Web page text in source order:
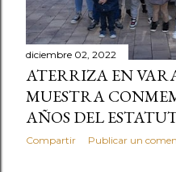
diciembre 02, 2022
ATERRIZA EN
MUESTRA
AÑOS DEL
Compartir Publicar un